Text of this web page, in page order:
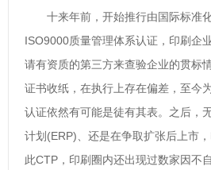
十来年前，开始推行由国际标准
ISO9000质量管理体系认证，印刷企
请有资质的第三方来查验企业的贯标
证书收纸，在执行上存在偏差，至今
认证依然有可能是徒有其表。之后，
计划(ERP)、还是在争取扩张后上市
此CTP，印刷圈内还出现过数家因不